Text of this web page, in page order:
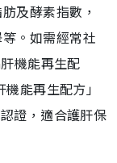
及酵素指數，
。如需經常社
機能再生配
能再生配方」
證，適合護肝保